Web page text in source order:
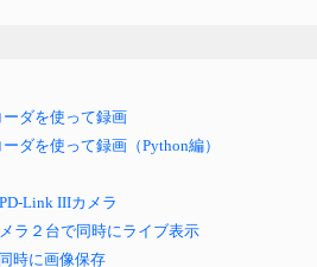
ーダを使って録画
ーダを使って録画 （Python編）
Link IIIカメラ
ラ２台で同時にライブ表示
時に画像保存